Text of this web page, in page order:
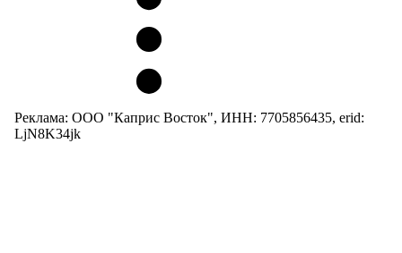
Реклама: ООО "Каприс Восток", ИНН: 7705856435, erid:
LjN8K34jk